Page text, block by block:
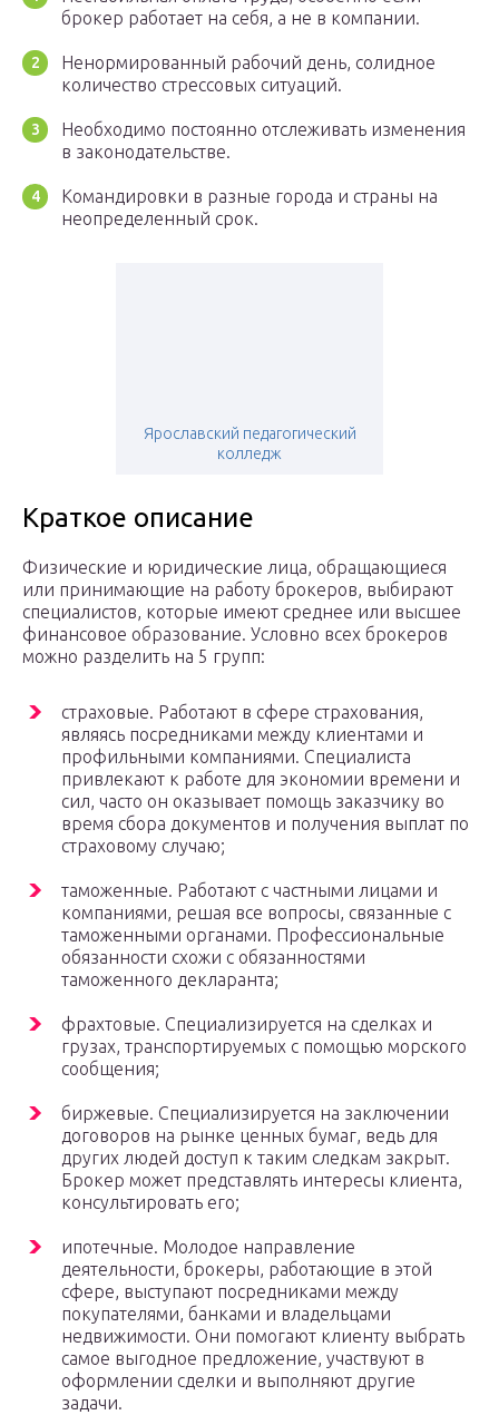
брокер работает на себя, а не в компании.
Ненормированный рабочий день, солидное
количество стрессовых ситуаций.
Необходимо постоянно отслеживать изменения
в законодательстве.
Командировки в разные города и страны на
неопределенный срок.
Ярославский педагогический
колледж
Краткое описание
Физические и юридические лица, обращающиеся
или принимающие на работу брокеров, выбирают
специалистов, которые имеют среднее или высшее
финансовое образование. Условно всех брокеров
можно разделить на 5 групп:
страховые. Работают в сфере страхования,
являясь посредниками между клиентами и
профильными компаниями. Специалиста
привлекают к работе для экономии времени и
сил, часто он оказывает помощь заказчику во
время сбора документов и получения выплат по
страховому случаю;
таможенные. Работают с частными лицами и
компаниями, решая все вопросы, связанные с
таможенными органами. Профессиональные
обязанности схожи с обязанностями
таможенного декларанта;
фрахтовые. Специализируется на сделках и
грузах, транспортируемых с помощью морского
сообщения;
биржевые. Специализируется на заключении
договоров на рынке ценных бумаг, ведь для
других людей доступ к таким следкам закрыт.
Брокер может представлять интересы клиента,
консультировать его;
ипотечные. Молодое направление
деятельности, брокеры, работающие в этой
сфере, выступают посредниками между
покупателями, банками и владельцами
недвижимости. Они помогают клиенту выбрать
самое выгодное предложение, участвуют в
оформлении сделки и выполняют другие
задачи.